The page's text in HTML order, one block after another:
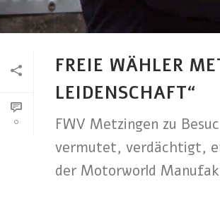
0
FREIE WÄHLER
LEIDENSCHAFT“
FWV Metzingen zu
vermutet, verdächtigt,
der Motorworld